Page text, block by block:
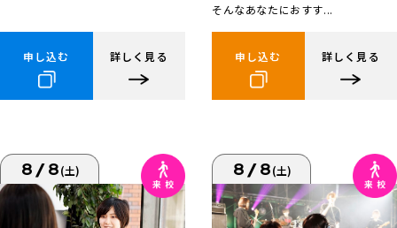
申し込む 詳しく見る
そんなあなたにおすす...
申し込む 詳しく見る
8/8(土) 8/8(土)